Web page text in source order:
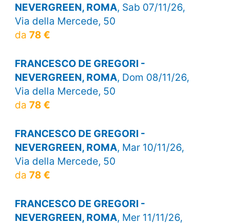
NEVERGREEN, ROMA, Sab 07/11/26,
Via della Mercede, 50
da 78 €
FRANCESCO DE GREGORI -
NEVERGREEN, ROMA, Dom 08/11/26,
Via della Mercede, 50
da 78 €
FRANCESCO DE GREGORI -
NEVERGREEN, ROMA, Mar 10/11/26,
Via della Mercede, 50
da 78 €
FRANCESCO DE GREGORI -
NEVERGREEN, ROMA, Mer 11/11/26,